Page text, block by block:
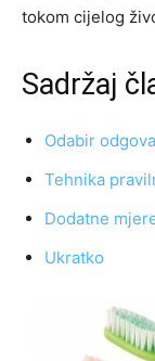
tokom cijelog
Sadržaj
Odabir
Tehnika
Dodatne
Ukratko